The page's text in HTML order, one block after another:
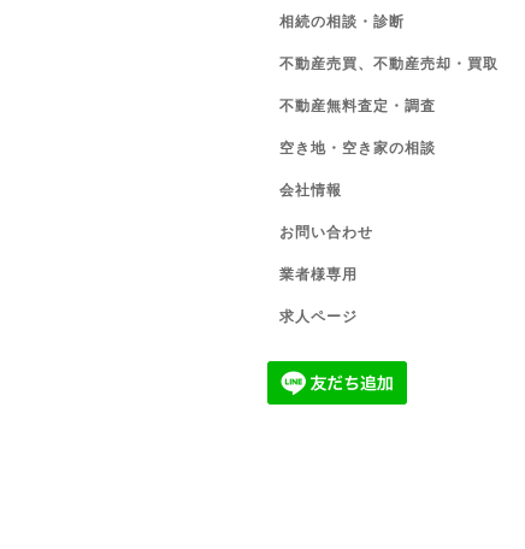
相続の相談・診断
不動産売買、不動産売却・買取
不動産無料査定・調査
空き地・空き家の相談
会社情報
お問い合わせ
業者様専用
求人ページ